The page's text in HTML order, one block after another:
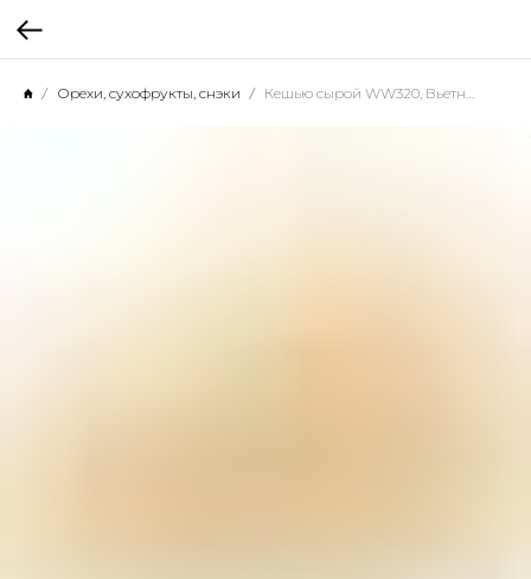
Орехи, сухофрукты, снэки Кешью сырой WW320, Вьетнам